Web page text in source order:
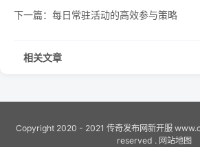
下一篇： 每日常驻活动的高效参与策略
相关文章
Copyright 2020 - 2021 传奇发布网新开服
reserved . 网站地图